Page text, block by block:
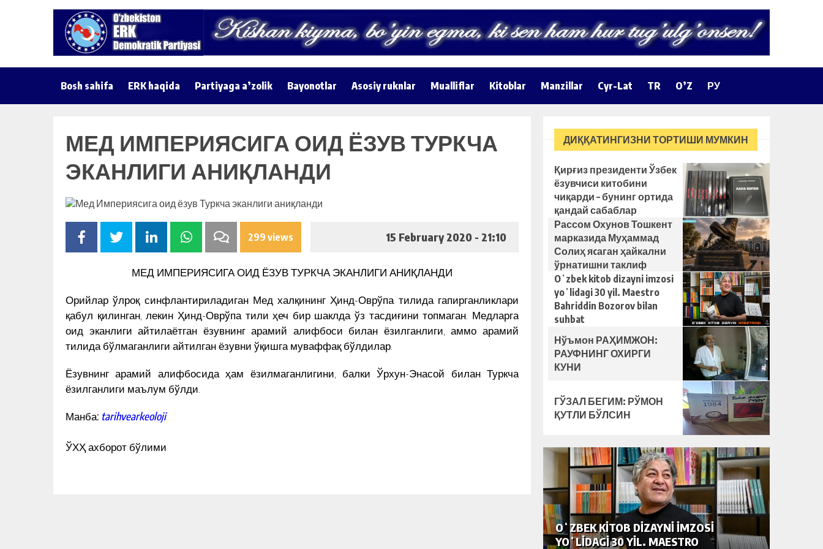
Bosh sahifa ERK haqida Partiyaga a’zolik Bayonotlar Asosiy ruknlar Mualliflar Kitoblar Manzillar Cyr-Lat TR O’Z РУ
МЕД ИМПЕРИЯСИГА ОИД ЁЗУВ ТУРКЧА
ЭКАНЛИГИ АНИҚЛАНДИ
299 views 15 February 2020 - 21:10
МЕД ИМПЕРИЯСИГА ОИД ЁЗУВ ТУРКЧА ЭКАНЛИГИ АНИҚЛАНДИ
Орийлар ўлроқ синфлантириладиган Мед халқининг Ҳинд-Оврўпа тилида гапирганликлари
қабул қилинган, лекин Ҳинд-Оврўпа тили ҳеч бир шаклда ўз тасдиғини топмаган. Медларга
оид эканлиги айтилаётган ёзувнинг арамий алифбоси билан ёзилганлиги, аммо арамий
тилида бўлмаганлиги айтилган ёзувни ўқишга муваффақ бўлдилар.
Ёзувнинг арамий алифбосида ҳам ёзилмаганлигини, балки Ўрхун-Энасой билан Туркча
ёзилганлиги маълум бўлди.
Манба: tarihvearkeoloji
ЎХҲ ахборот бўлими
ДИҚҚАТИНГИЗНИ ТОРТИШИ МУМКИН
Қирғиз президенти Ўзбек
ёзувчиси китобини
чиқарди – бунинг ортида
қандай сабаблар
турибди?
Рассом Охунов Тошкент
марказида Муҳаммад
Солиҳ яcаган ҳайкални
ўрнатишни таклиф
қилди
Oʻzbek kitob dizayni imzosi
yoʻlidagi 30 yil. Maestro
Bahriddin Bozorov bilan
suhbat
Нўъмон РАҲИМЖОН:
РАУФНИНГ ОХИРГИ
КУНИ
ГЎЗАЛ БЕГИМ: РЎМОН
ҚУТЛИ БЎЛСИН
OʻZBEK KITOB DIZAYNI IMZOSI
YOʻLIDAGI 30 YIL. MAESTRO